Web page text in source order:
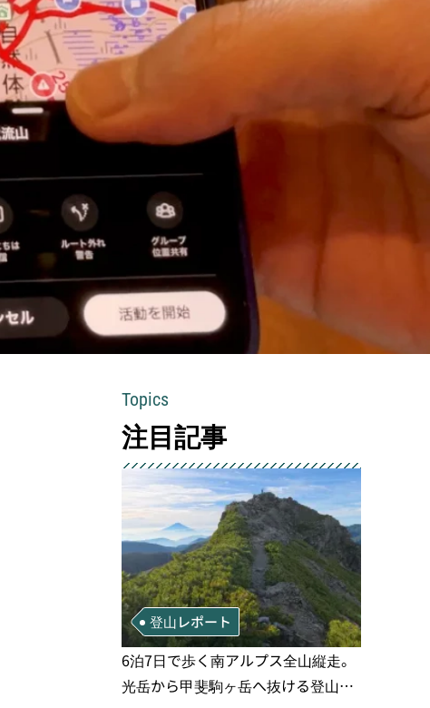
Topics
注目記事
登山レポート
6泊7日で歩く南アルプス全山縦走。
光岳から甲斐駒ヶ岳へ抜ける登山の